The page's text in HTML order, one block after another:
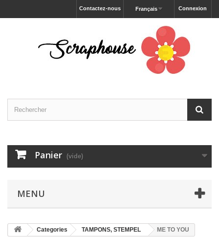
Connexion
Français
Contactez-nous
Panier (vide)
MENU
Categories TAMPONS, STEMPEL ME TO YOU